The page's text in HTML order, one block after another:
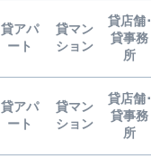
貸アパ
ート
貸マン
ション
貸店舗･
貸事務
所
貸アパ
ート
貸マン
ション
貸店舗･
貸事務
所